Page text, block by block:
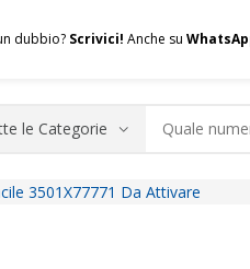
dubbio? Scrivici! Anche su
F.A.Q. Contatti
3501X77771 Da Attivare